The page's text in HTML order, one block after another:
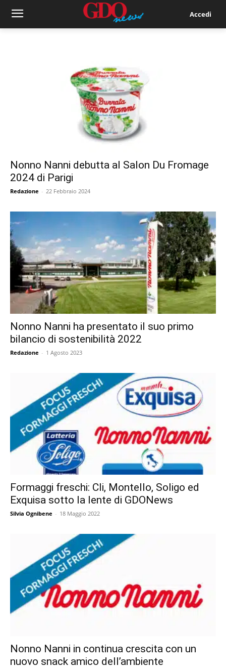
Accedi
Nonno Nanni debutta al Salon Du Fromage
2024 di Parigi
Redazione - 22 Febbraio 2024
Nonno Nanni ha presentato il suo primo
bilancio di sostenibilità 2022
Redazione - 1 Agosto 2023
Formaggi freschi: Cli, Montello, Soligo ed
Exquisa sotto la lente di GDONews
Silvia Ognibene - 18 Maggio 2022
Nonno Nanni in continua crescita con un
nuovo snack amico dell’ambiente